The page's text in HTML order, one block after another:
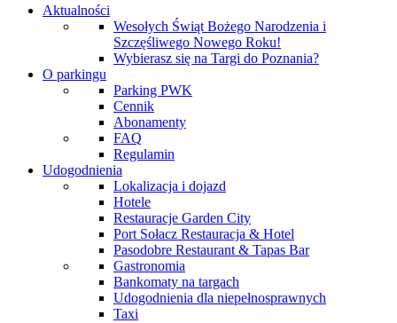
Aktualności
Wesołych Świąt Bożego Narodzenia i
Szczęśliwego Nowego Roku!
Wybierasz się na Targi do Poznania?
O parkingu
Parking PWK
Cennik
Abonamenty
FAQ
Regulamin
Udogodnienia
Lokalizacja i dojazd
Hotele
Restauracje Garden City
Port Sołacz Restauracja & Hotel
Pasodobre Restaurant & Tapas Bar
Gastronomia
Bankomaty na targach
Udogodnienia dla niepełnosprawnych
Taxi